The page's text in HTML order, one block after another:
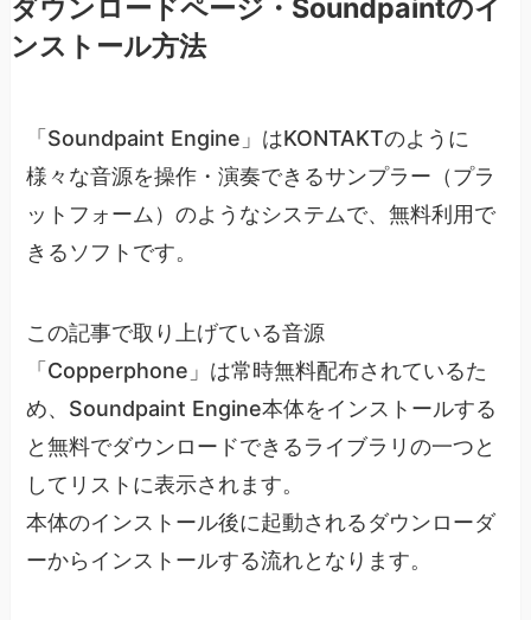
ダウンロードページ・Soundpaintのイ
ンストール方法
「Soundpaint Engine」はKONTAKTのように
様々な音源を操作・演奏できるサンプラー（プラ
ットフォーム）のようなシステムで、無料利用で
きるソフトです。
この記事で取り上げている音源
「Copperphone」は常時無料配布されているた
め、Soundpaint Engine本体をインストールする
と無料でダウンロードできるライブラリの一つと
してリストに表示されます。
本体のインストール後に起動されるダウンローダ
ーからインストールする流れとなります。